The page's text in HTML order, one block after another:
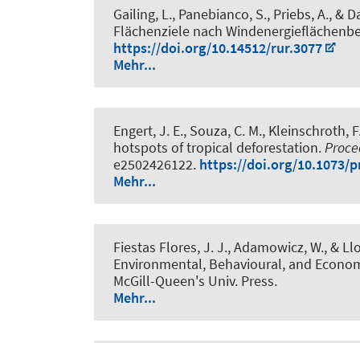
Gailing, L., Panebianco, S., Priebs, A., &
Flächenziele nach
https://doi.org/10.14512/rur.3077
Mehr...
Engert, J. E., Souza, C. M., Kleinschroth,
hotspots of tropical deforestation.
e2502426122. https://doi.org/10.1073/
Mehr...
Fiestas Flores, J. J., Adamowicz, W., &
Environmental, Behavioural, and
McGill-Queen's Univ. Press.
Mehr...